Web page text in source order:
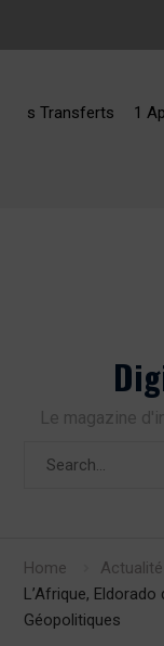
1 Appli, 2
Le magazine
Home
Actualité
L’Afrique,
Géopolitiques